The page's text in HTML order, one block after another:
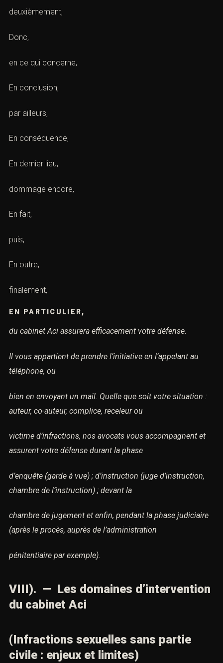
deuxièmement,
Donc,
en ce qui concerne,
En conclusion,
par ailleurs,
En conséquence,
En dernier lieu,
dommage encore,
En fait,
puis,
En outre,
finalement,
EN PARTICULIER,
du cabinet Aci assurera efficacement votre défense.
Il vous appartient de prendre l’initiative en l’appelant au
téléphone, ou
bien en envoyant un mail. Quelle que soit votre situation :
auteur, co-auteur, complice, receleur ou
victime d’infractions, nos avocats vous accompagnent et
assurent votre défense durant la phase
d’enquête (garde à vue) ; d’instruction (juge d’instruction,
chambre de l’instruction) ; devant la
chambre de jugement et enfin, pendant la phase judiciaire
(après le procès, auprès de l’administration
pénitentiaire par exemple).
VIII). — Les domaines d’intervention
du cabinet Aci
(Infractions sexuelles sans partie
civile : enjeux et limites)